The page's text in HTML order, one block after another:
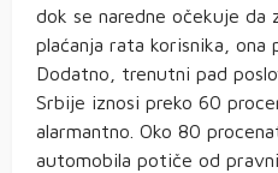
dok se naredne očekuje da
plaćanja rata korisnika, ona
Dodatno, trenutni pad
Srbije iznosi preko 60
alarmantno. Oko 80
automobila potiče od